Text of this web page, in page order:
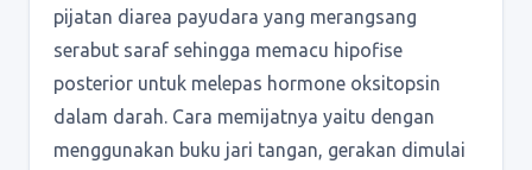
pijatan diarea payudara yang merangsang
serabut saraf sehingga memacu hipofise
posterior untuk melepas hormone oksitopsin
dalam darah. Cara memijatnya yaitu dengan
menggunakan buku jari tangan, gerakan dimulai